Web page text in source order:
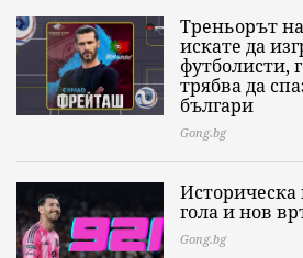
Треньорът
искате да
футболисти,
трябва да
българи
Gong.bg
гола и нов
Gong.bg